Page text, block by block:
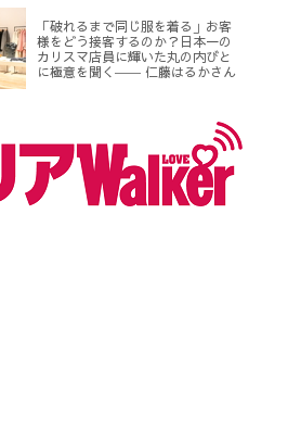
「破れるまで同じ服を着る」お客
様をどう接客するのか？日本一の
カリスマ店員に輝いた丸の内びと
に極意を聞く―― 仁藤はるかさん